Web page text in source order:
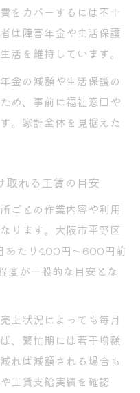
をカバーするには不十
は障害年金や生活保護
活を維持しています。
金の減額や生活保護の
め、事前に福祉窓口や
。家計全体を見据えた
取れる工賃の目安
ごとの作業内容や利用
ります。大阪市平野区
あたり400円～600円前
度が一般的な目安とな
上状況によっても毎月
、繁忙期には若干増額
れば減額される場合も
工賃支給実績を確認